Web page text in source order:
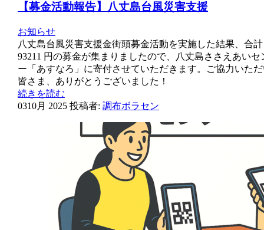
【募金活動報告】八丈島台風災害支援
お知らせ
八丈島台風災害支援金街頭募金活動を実施した結果、合計
93211 円の募金が集まりましたので、八丈島ささえあいセ
ー「あすなろ」に寄付させていただきます。ご協力いた
皆さま、ありがとうございました！
続きを読む
0310月 2025 投稿者: 調布ボラセン